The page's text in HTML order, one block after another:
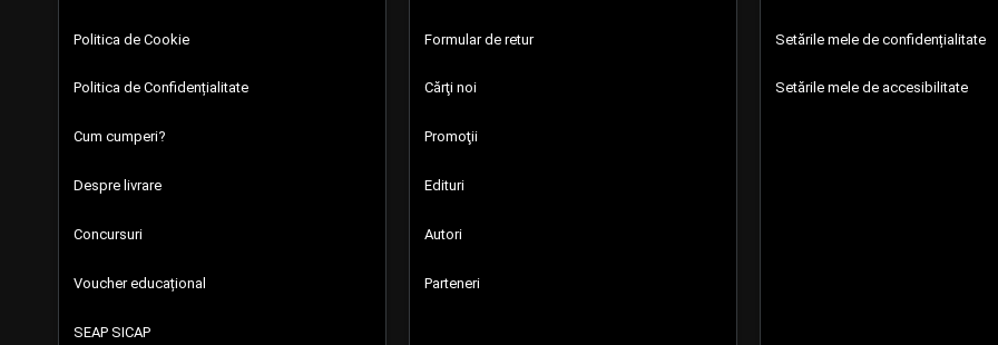
Politica de Cookie
Politica de Confidențialitate
Cum cumperi?
Despre livrare
Concursuri
Voucher educațional
SEAP SICAP
Formular de retur
Cărţi noi
Promoţii
Edituri
Autori
Parteneri
Setările mele de confidențialitate
Setările mele de accesibilitate